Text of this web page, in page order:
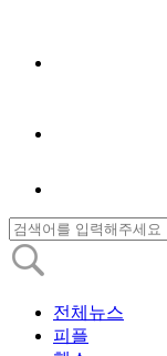
전체뉴스
피플